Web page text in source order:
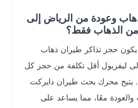
من الرياض إلى
فقط؟
تذاكر طيران ذهاب
أقل تكلفة من حجز كل
محرك بحث طيران دايركت
معًا، مما يساعد على